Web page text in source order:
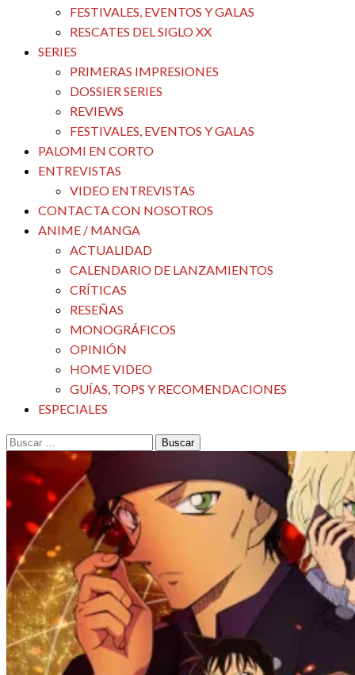
FESTIVALES, EVENTOS Y GALAS
RESCATES DEL SIGLO XX
SERIES
PRIMERAS IMPRESIONES
DOSSIER SERIES
REVIEWS
FESTIVALES, EVENTOS Y GALAS
PALOMI EN CORTO
ENTREVISTAS
VIDEO ENTREVISTAS
CONTACTA CON NOSOTROS
ANIME / MANGA
ACTUALIDAD
CALENDARIO DE LANZAMIENTOS
CRÍTICAS
RESEÑAS
MONOGRÁFICOS
OPINIÓN
HOME VIDEO
GUÍAS, TOPS Y RECOMENDACIONES
ESPECIALES
Buscar: